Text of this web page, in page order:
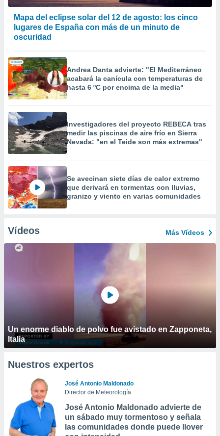
Mapa del eclipse solar del 12 de agosto: los cinco
lugares de España con más de un minuto de
oscuridad
Andrea Danta advierte: "El Mediterráneo
acabará la canícula con temperaturas de
hasta 6 ºC por encima de la media"
Investigadores del proyecto REBECA tras
medir las piscinas de aire frío en Sierra
Nevada: "en el Teide son más extremas"
Se avecinan siete días de calor extremo
que derivará en tormentas con lluvias,
granizo y viento en varias comunidades
Vídeos Más Vídeos
Un enorme diablo de polvo fue avistado en Zapponeta,
Italia
Nuestros expertos
José Antonio Maldonado
Director de Meteorología
José Antonio Maldonado advierte de
un sábado muy tormentoso y señala
las comunidades donde puede llover